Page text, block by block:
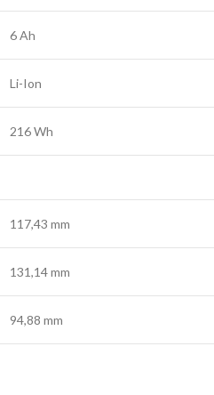
6 Ah
Li-Ion
216 Wh
117,43 mm
131,14 mm
94,88 mm